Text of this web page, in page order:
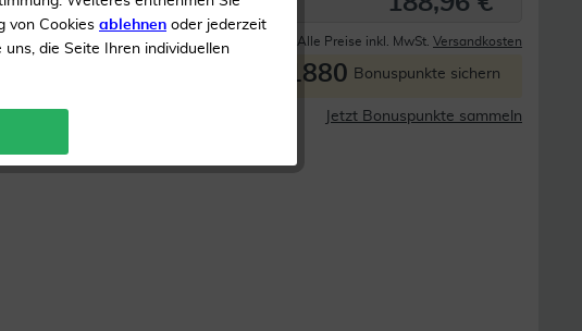
Derzeit nicht lieferbar Alle Preise inkl. MwSt. Versandkosten
1880 Bonuspunkte sichern
Jetzt Bonuspunkte sammeln
von Cookies ablehnen oder jederzeit
uns, die Seite Ihren individuellen